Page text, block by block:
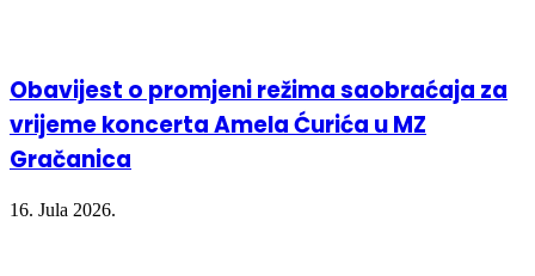
Obavijest o promjeni režima saobraćaja za
vrijeme koncerta Amela Ćurića u MZ
Gračanica
16. Jula 2026.